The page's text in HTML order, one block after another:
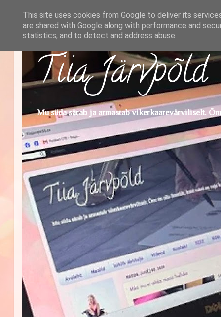
Tiia Järvpõld
Mu süda särab ja armastab vikerkaarevärviliselt.
This site uses cookies from Google to deliver its
are shared with Google along with performance and
statistics, and to detect and address abuse.